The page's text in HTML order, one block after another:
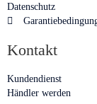
Datenschutz
Kontakt
Kundendienst
Händler werden